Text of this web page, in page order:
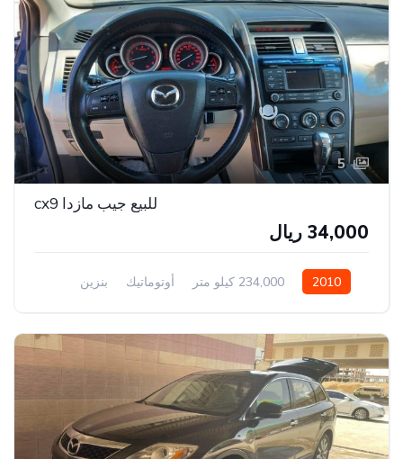
5
للبيع جيب مازدا cx9
34,000 ريال
2010 234,000 كيلو متر أوتوماتيك
بنزين